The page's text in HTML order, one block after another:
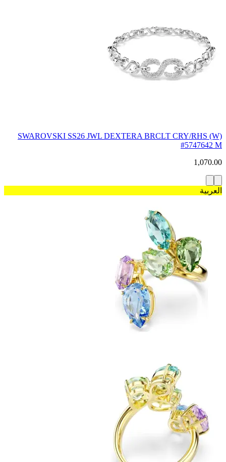
SWAROVSKI SS26 JWL DEXTERA BRCLT CRY/RHS (W)
#5747642 M
1,070.00
العربية